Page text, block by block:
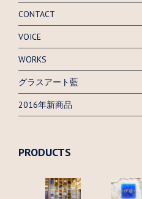
CONTACT
VOICE
WORKS
グラスアート藍
2016年新商品
PRODUCTS